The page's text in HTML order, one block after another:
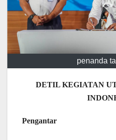
penanda
DETIL KEGIATAN
Pengantar